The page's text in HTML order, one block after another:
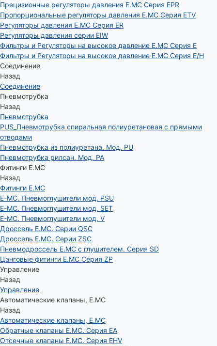
Прецизионные регуляторы давления E.MC Серия EPR
Пропорциональные регуляторы давления E.MC Серия ETV
Регуляторы давления E.MC Серия ER
Регуляторы давления серии EIW
Фильтры и Регуляторы на высокое давление E.MC Серия E
Фильтры и Регуляторы на высокое давление E.MC Серия E/H
Соединение
Назад
Соединение
Пневмотрубка
Назад
Пневмотрубка
PUS_Пневмотрубка спиральная полиуретановая с прямыми
отводами
Пневмотрубка из полиуретана. Мод. РU
Пневмотрубка рилсан. Мод. PA
Фитинги E.MC
Назад
Фитинги E.MC
E-MC. Пневмоглушители мод. PSU
E-MC. Пневмоглушители мод. SET
E-MC. Пневмоглушители мод. V
Дроссель E.MC. Серии QSC
Дроссель E.MC. Серии ZSC
Пневмодроссель E.MC с глушителем. Серия SD
Цанговые фитинги E.MC Серия ZP
Управление
Назад
Управление
Автоматические клапаны, Е.МС
Назад
Автоматические клапаны, Е.МС
Обратные клапаны E.MC. Серия EA
Отсечные клапаны E.MC. Серия EHV